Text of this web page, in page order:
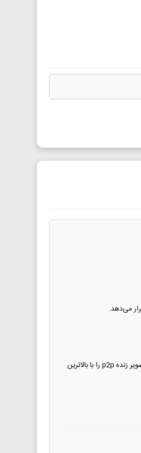
می‌دهد.
) استفاده می‌کنید؛ دوربین به محض روشن شدن به شبکه متصل شده و از طریق اپلیکیشن اختصاصی خود، انتقال تصویر زنده p2p را با بالاترین